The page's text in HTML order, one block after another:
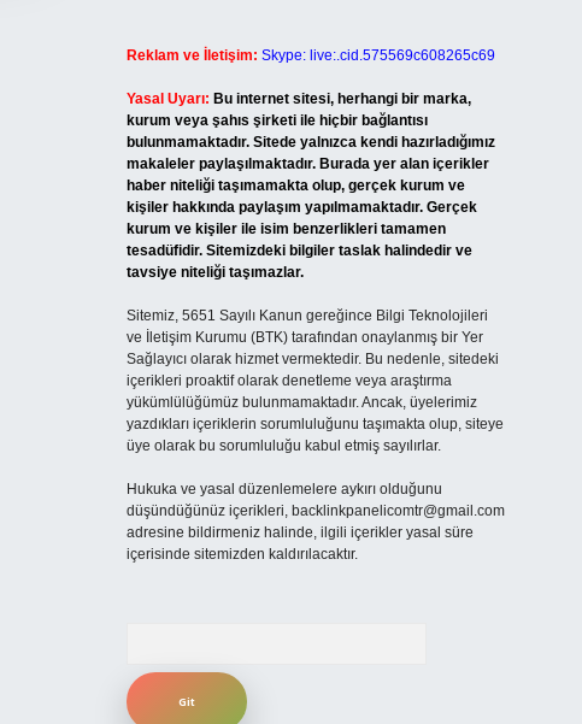
Reklam ve İletişim: Skype: live:.cid.575569c608265c69
Yasal Uyarı: Bu internet sitesi, herhangi bir marka,
kurum veya şahıs şirketi ile hiçbir bağlantısı
bulunmamaktadır. Sitede yalnızca kendi hazırladığımız
makaleler paylaşılmaktadır. Burada yer alan içerikler
haber niteliği taşımamakta olup, gerçek kurum ve
kişiler hakkında paylaşım yapılmamaktadır. Gerçek
kurum ve kişiler ile isim benzerlikleri tamamen
tesadüfidir. Sitemizdeki bilgiler taslak halindedir ve
tavsiye niteliği taşımazlar.
Sitemiz, 5651 Sayılı Kanun gereğince Bilgi Teknolojileri
ve İletişim Kurumu (BTK) tarafından onaylanmış bir Yer
Sağlayıcı olarak hizmet vermektedir. Bu nedenle, sitedeki
içerikleri proaktif olarak denetleme veya araştırma
yükümlülüğümüz bulunmamaktadır. Ancak, üyelerimiz
yazdıkları içeriklerin sorumluluğunu taşımakta olup, siteye
üye olarak bu sorumluluğu kabul etmiş sayılırlar.
Hukuka ve yasal düzenlemelere aykırı olduğunu
düşündüğünüz içerikleri, backlinkpanelicomtr@gmail.com
adresine bildirmeniz halinde, ilgili içerikler yasal süre
içerisinde sitemizden kaldırılacaktır.